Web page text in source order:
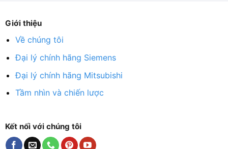
Giới thiệu
Về chúng tôi
Đại lý chính hãng Siemens
Đại lý chính hãng Mitsubishi
Tầm nhìn và chiến lược
Kết nối với chúng tôi